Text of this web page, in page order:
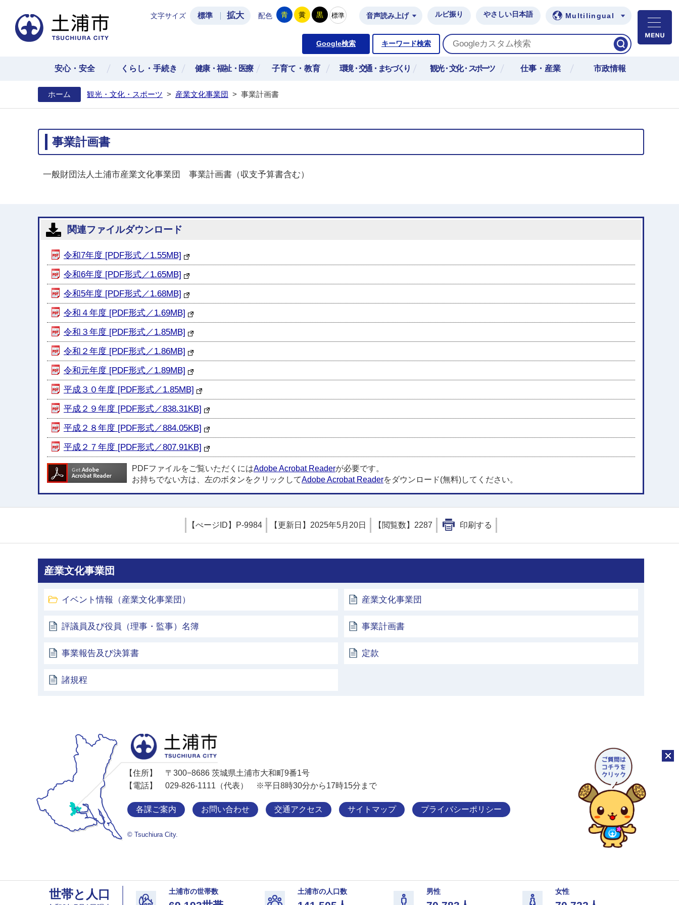
土浦市公式ホームページ
文字サイズ 標準 拡大 配色 青 黄 黒 標準 音声読み上げ ルビ振り やさしい日本語 Multilingual
Google検索 キーワード検索
安心・安全 くらし・手続き 健康・福祉・医療 子育て・教育 環境・交通・まちづくり 観光・文化・スポーツ 仕事・産業 市政情報
ホーム 観光・文化・スポーツ > 産業文化事業団 > 事業計画書
事業計画書
一般財団法人土浦市産業文化事業団 事業計画書（収支予算書含む）
関連ファイルダウンロード
令和7年度 [PDF形式／1.55MB]
令和6年度 [PDF形式／1.65MB]
令和5年度 [PDF形式／1.68MB]
令和４年度 [PDF形式／1.69MB]
令和３年度 [PDF形式／1.85MB]
令和２年度 [PDF形式／1.86MB]
令和元年度 [PDF形式／1.89MB]
平成３０年度 [PDF形式／1.85MB]
平成２９年度 [PDF形式／838.31KB]
平成２８年度 [PDF形式／884.05KB]
平成２７年度 [PDF形式／807.91KB]
PDFファイルをご覧いただくにはAdobe Acrobat Readerが必要です。
お持ちでない方は、左のボタンをクリックしてAdobe Acrobat Readerをダウンロード(無料)してください。
【ぺージID】 P-9984 【更新日】 2025年5月20日 【閲覧数】 2287 印刷する
産業文化事業団
イベント情報（産業文化事業団） 産業文化事業団
評議員及び役員（理事・監事）名簿 事業計画書
事業報告及び決算書 定款
諸規程
【住所】
〒300−8686 茨城県土浦市大和町9番1号
【電話】
029-826-1111（代表） ※平日8時30分から17時15分まで
各課ご案内 お問い合わせ 交通アクセス サイトマップ プライバシーポリシー
© Tsuchiura City.
チャ